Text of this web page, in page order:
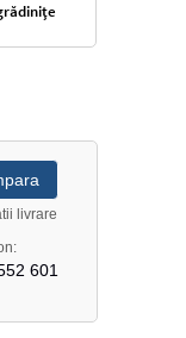
livrare
601